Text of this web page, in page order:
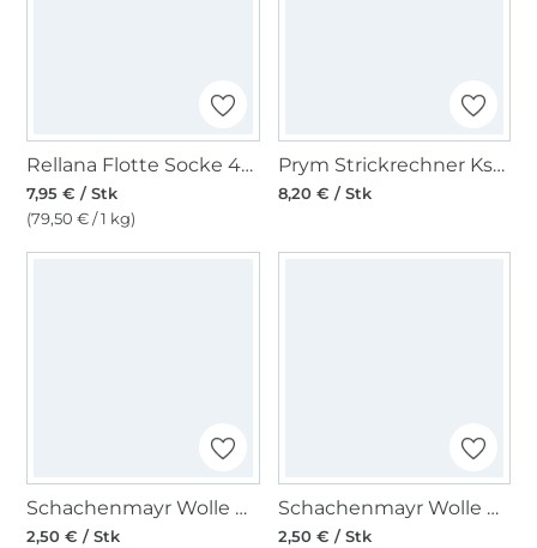
Rellana Flotte Socke 4-fach Kolibri, 6204
7,95 € / Stk
(79,50 € / 1 kg)
Prym Strickrechner Kst. mit Zählrahmen + Nadelmaß
8,20 € / Stk
Schachenmayr Wolle Bravo uni 50 g braun
2,50 € / Stk
Schachenmayr Wolle Bravo uni 50 g iris
2,50 € / Stk